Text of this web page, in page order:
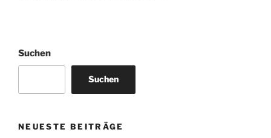
Suchen
Suchen
NEUESTE BEITRÄGE